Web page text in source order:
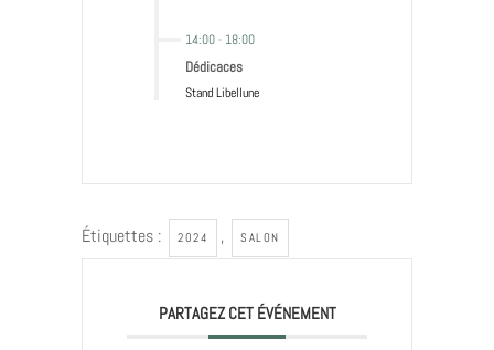
14:00 - 18:00
Dédicaces
Stand Libellune
Étiquettes : 2024 , SALON
PARTAGEZ CET ÉVÉNEMENT